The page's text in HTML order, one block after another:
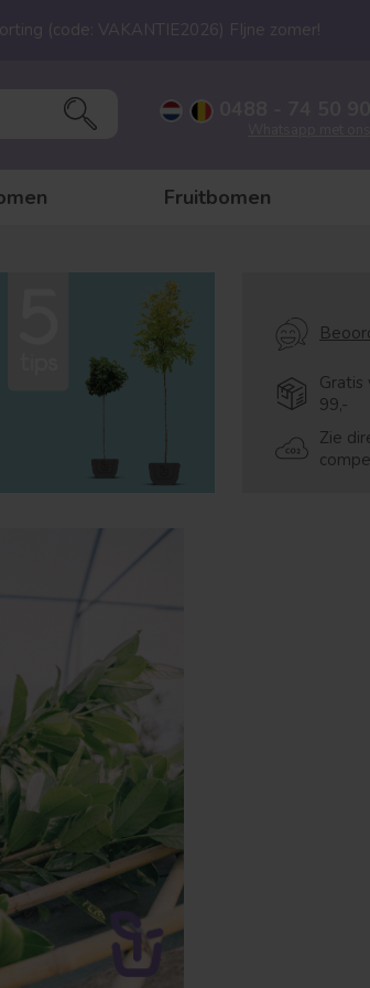
Fruitbomen
(code: VAKANTIE2026) FIjne zomer!
Gratis
99,-
Zie